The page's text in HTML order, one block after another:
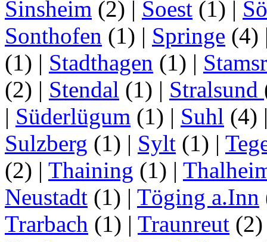
Sinsheim (2) | Soest (1) |
Sonthofen (1) | Springe (4)
(1) | Stadthagen (1) |
(2) | Stendal (1) | Stralsund
| Süderlügum (1) | Suhl (4)
Sulzberg (1) | Sylt (1) |
(2) | Thaining (1) |
Neustadt (1) | Töging a.Inn
Trarbach (1) | Traunreut